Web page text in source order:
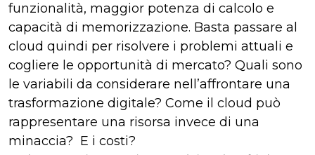
funzionalità, maggior potenza di calcolo e
capacità di memorizzazione. Basta passare al
cloud quindi per risolvere i problemi attuali e
cogliere le opportunità di mercato? Quali sono
le variabili da considerare nell’affrontare una
trasformazione digitale? Come il cloud può
rappresentare una risorsa invece di una
minaccia? E i costi?